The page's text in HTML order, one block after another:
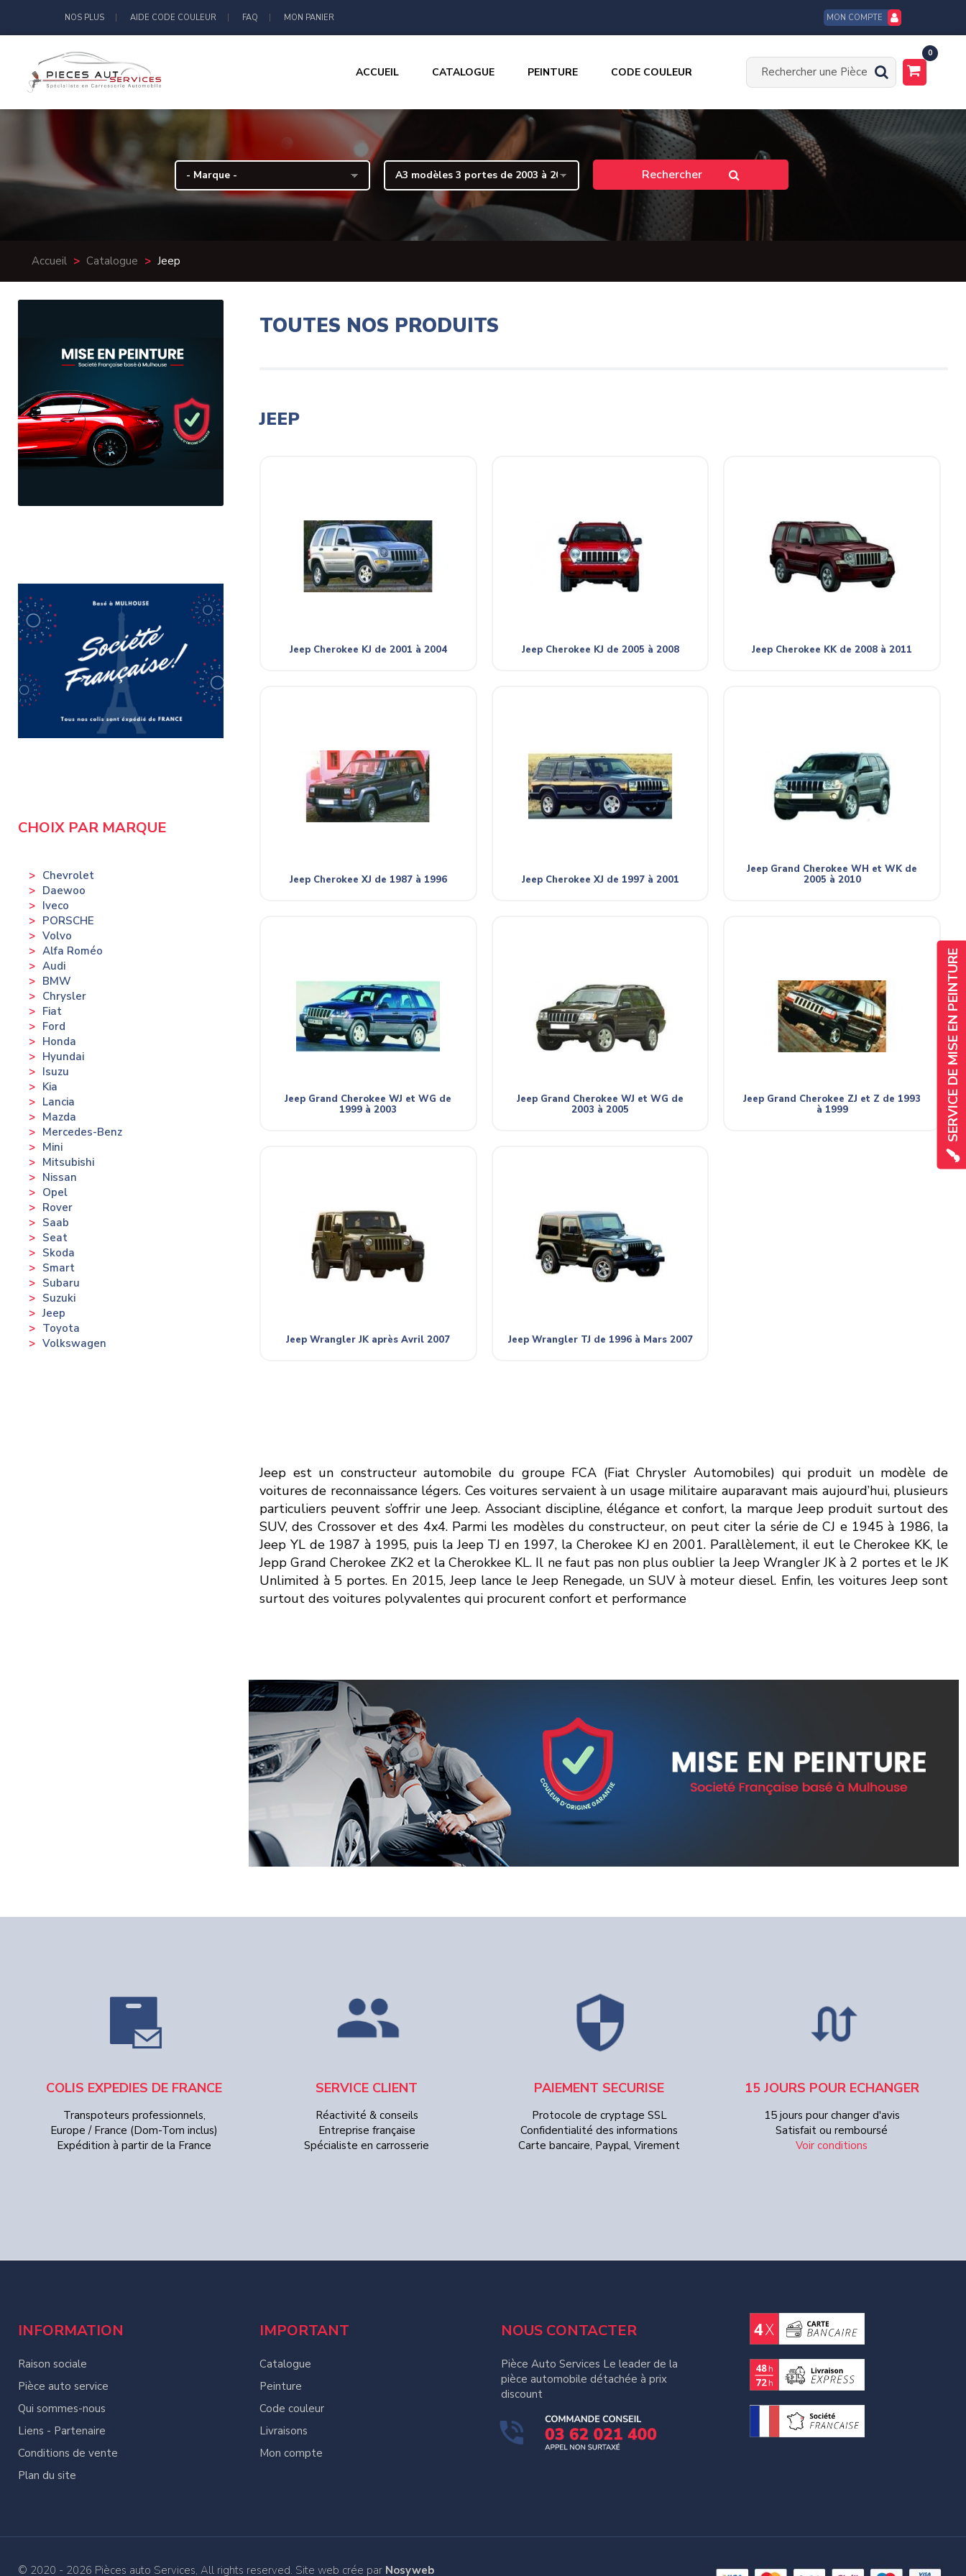
NOS PLUS AIDE CODE COULEUR FAQ MON PANIER MON COMPTE
ACCUEIL CATALOGUE PEINTURE CODE COULEUR
0
Accueil > Catalogue > Jeep
CHOIX PAR MARQUE
Chevrolet
Daewoo
Iveco
PORSCHE
Volvo
Alfa Roméo
Audi
BMW
Chrysler
Fiat
Ford
Honda
Hyundai
Isuzu
Kia
Lancia
Mazda
Mercedes-Benz
Mini
Mitsubishi
Nissan
Opel
Rover
Saab
Seat
Skoda
Smart
Subaru
Suzuki
Jeep
Toyota
Volkswagen
Jeep est un constructeur automobile du groupe FCA (Fiat Chrysler Automobiles) qui produit un modèle de
voitures de reconnaissance légers. Ces voitures servaient à un usage militaire auparavant mais aujourd’hui, plusieurs
particuliers peuvent s’offrir une Jeep. Associant discipline, élégance et confort, la marque Jeep produit surtout des
SUV, des Crossover et des 4x4. Parmi les modèles du constructeur, on peut citer la série de CJ e 1945 à 1986, la
Jeep YL de 1987 à 1995, puis la Jeep TJ en 1997, la Cherokee KJ en 2001. Parallèlement, il eut le Cherokee KK, le
Jepp Grand Cherokee ZK2 et la Cherokkee KL. Il ne faut pas non plus oublier la Jeep Wrangler JK à 2 portes et le JK
Unlimited à 5 portes. En 2015, Jeep lance le Jeep Renegade, un SUV à moteur diesel. Enfin, les voitures Jeep sont
surtout des voitures polyvalentes qui procurent confort et performance
Jeep Cherokee KJ de 2001 à 2004 Jeep Cherokee KJ de 2005 à 2008 Jeep Cherokee KK de 2008 à 2011
Jeep Cherokee XJ de 1987 à 1996 Jeep Cherokee XJ de 1997 à 2001
Jeep Grand Cherokee WH et WK de
2005 à 2010
Jeep Grand Cherokee WJ et WG de
1999 à 2003
Jeep Grand Cherokee WJ et WG de
2003 à 2005
Jeep Grand Cherokee ZJ et Z de 1993
à 1999
Jeep Wrangler JK après Avril 2007 Jeep Wrangler TJ de 1996 à Mars 2007
TOUTES NOS PRODUITS
JEEP
COLIS EXPEDIES DE FRANCE
Transpoteurs professionnels,
Europe / France (Dom-Tom inclus)
Expédition à partir de la France
SERVICE CLIENT
Réactivité & conseils
Entreprise française
Spécialiste en carrosserie
PAIEMENT SECURISE
Protocole de cryptage SSL
Confidentialité des informations
Carte bancaire, Paypal, Virement
15 JOURS POUR ECHANGER
15 jours pour changer d'avis
Satisfait ou remboursé
Voir conditions
SERVICE DE MISE EN PEINTURE
INFORMATION
Raison sociale
Pièce auto service
Qui sommes-nous
Liens - Partenaire
Conditions de vente
Plan du site
IMPORTANT
Catalogue
Peinture
Code couleur
Livraisons
Mon compte
NOUS CONTACTER
Pièce Auto Services Le leader de la
pièce automobile détachée à prix
discount
© 2020 - 2026 Pièces auto Services, All rights reserved. Site web crée par Nosyweb